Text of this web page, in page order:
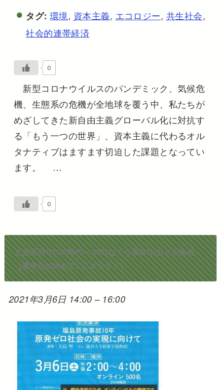
タグ: 環境, 資本主義, エコロジー, 共生社会,
社会的連帯経済
0
新型コロナウイルスのパンデミック、気候危
機、生態系の危機が全地球を覆う中、私たちが
めざしてきた新自由主義グローバル化に対抗す
る「もう一つの世界」、資本主義に代わるオル
タナティブはますます切迫した課題となってい
ます。 …
0
さあ原発ゼロの時代へ 2021なくせ原発!おおさか集会
（要申込2/28まで）／オンライン
2021年3月6日 14:00 – 16:00